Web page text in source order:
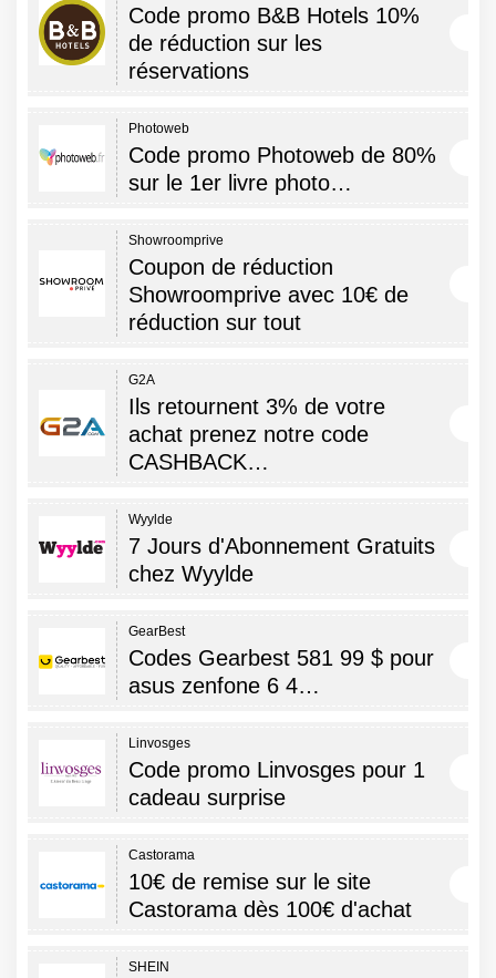
Code promo B&B Hotels 10%
de réduction sur les
réservations
Photoweb
Code promo Photoweb de 80%
sur le 1er livre photo…
Showroomprive
Coupon de réduction
Showroomprive avec 10€ de
réduction sur tout
G2A
Ils retournent 3% de votre
achat prenez notre code
CASHBACK…
Wyylde
7 Jours d'Abonnement Gratuits
chez Wyylde
GearBest
Codes Gearbest 581 99 $ pour
asus zenfone 6 4…
Linvosges
Code promo Linvosges pour 1
cadeau surprise
Castorama
10€ de remise sur le site
Castorama dès 100€ d'achat
SHEIN